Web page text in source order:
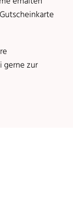
gerne zur